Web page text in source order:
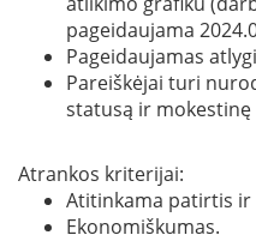
pageidaujama
Pageidaujamas
Pareiškėjai turi
statusą ir mokestinę
Atrankos kriterijai:
Atitinkama patirtis ir
Ekonomiškumas.